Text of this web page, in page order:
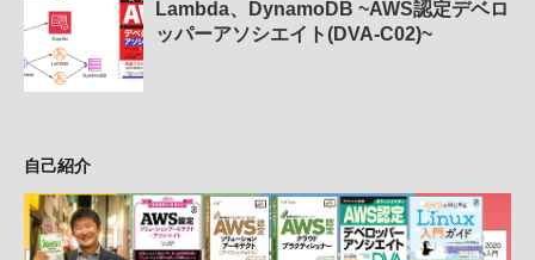
Lambda、DynamoDB ~AWS認定デベロ
ッパーアソシエイト(DVA-C02)~
自己紹介